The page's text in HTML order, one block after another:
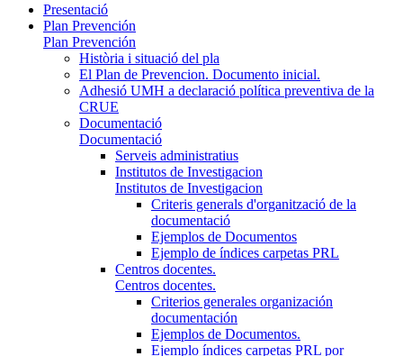
Presentació
Plan Prevención
Plan Prevención
Història i situació del pla
El Plan de Prevencion. Documento inicial.
Adhesió UMH a declaració política preventiva de la
CRUE
Documentació
Documentació
Serveis administratius
Institutos de Investigacion
Institutos de Investigacion
Criteris generals d'organització de la
documentació
Ejemplos de Documentos
Ejemplo de índices carpetas PRL
Centros docentes.
Centros docentes.
Criterios generales organización
documentación
Ejemplos de Documentos.
Ejemplo índices carpetas PRL por